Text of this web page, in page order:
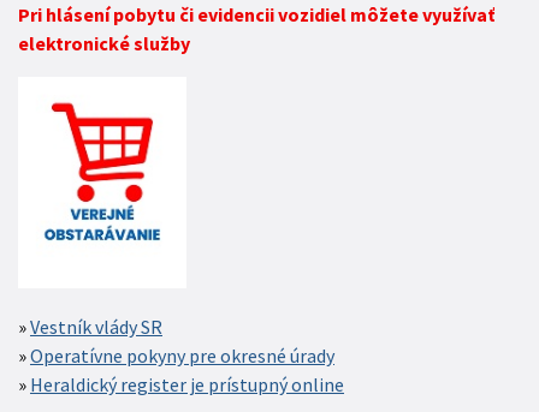
Pri hlásení pobytu či evidencii vozidiel môžete využívať
elektronické služby
Vestník vlády SR
Operatívne pokyny pre okresné úrady
Heraldický register je prístupný online